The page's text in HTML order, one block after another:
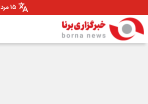
۱۵ مرداد ۱۴۰۵